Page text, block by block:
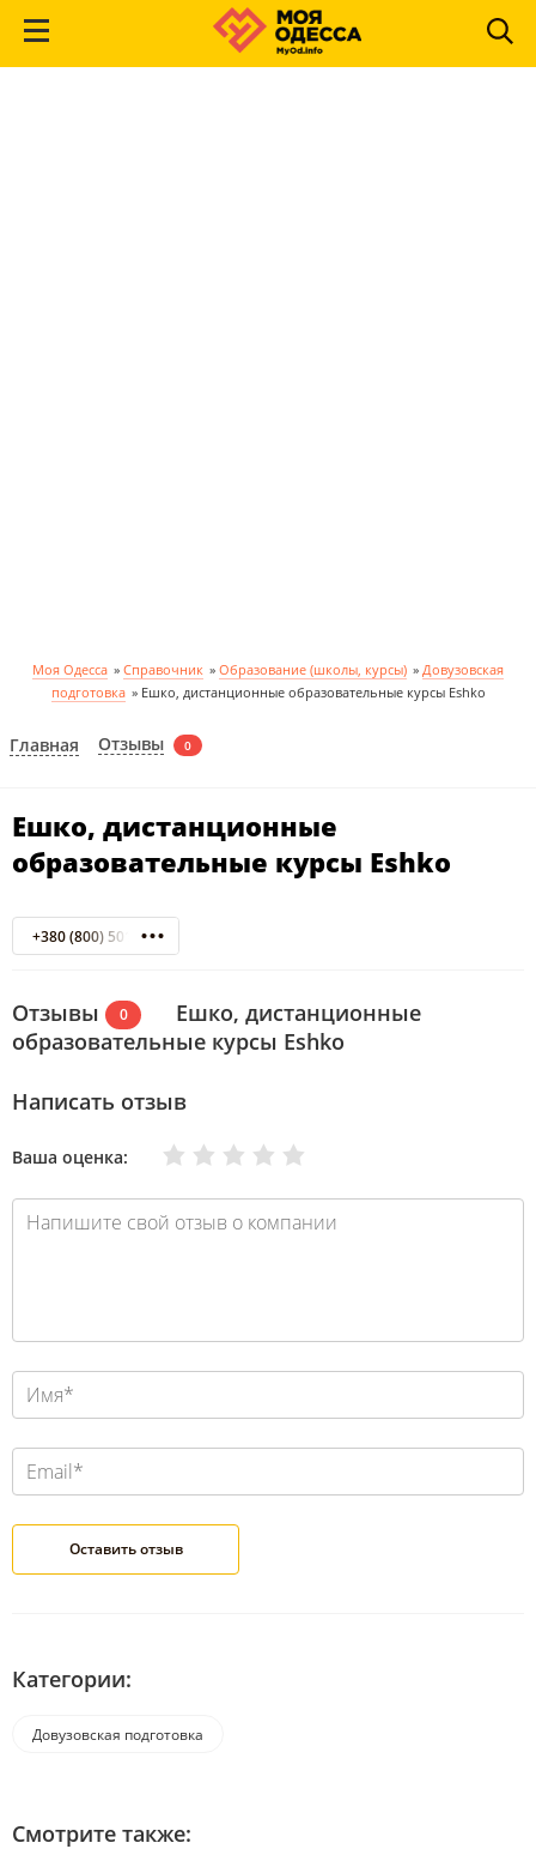
Моя Одесса » Справочник » Образование (школы, курсы) » Довузовская
подготовка » Ешко, дистанционные образовательные курсы Eshko
Главная Отзывы 0
Ешко, дистанционные
образовательные курсы Eshko
+380 (800) 501-700
Отзывы 0
Ешко, дистанционные
образовательные курсы Eshko
Написать отзыв
Ваша оценка: Отлично
Хорошо
Нормально
Плохо
Очень плохо
Категории:
Довузовская подготовка
Смотрите также: